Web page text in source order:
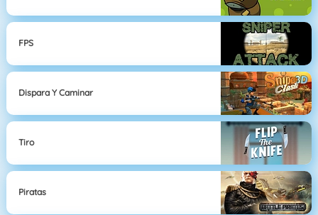
FPS
Dispara Y Caminar
Tiro
Piratas